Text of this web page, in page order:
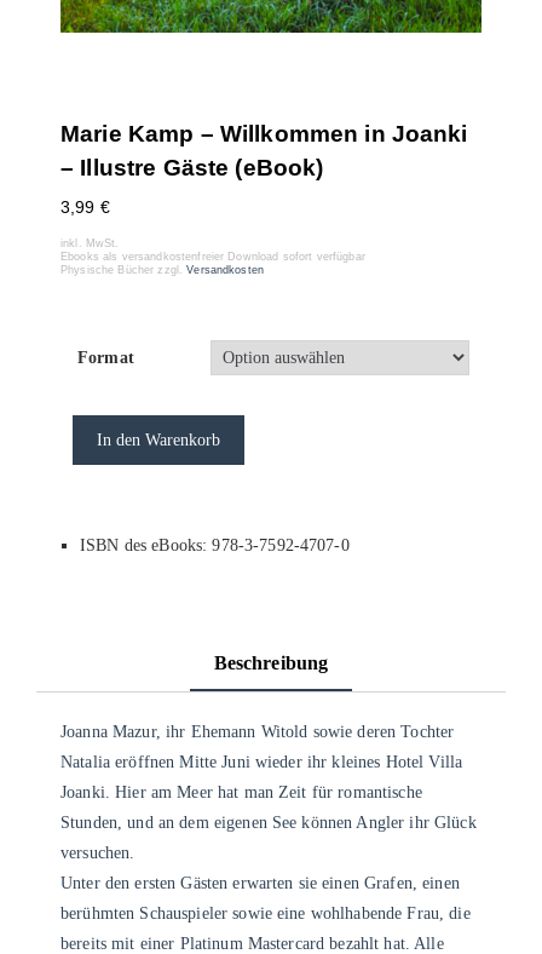
Marie Kamp – Willkommen in Joanki
– Illustre Gäste (eBook)
3,99 €
inkl. MwSt.
Ebooks als versandkostenfreier Download sofort verfügbar
Physische Bücher zzgl.Versandkosten
Format
In den Warenkorb
ISBN des eBooks: 978-3-7592-4707-0
Beschreibung
Joanna Mazur, ihr Ehemann Witold sowie deren Tochter
Natalia eröffnen Mitte Juni wieder ihr kleines Hotel Villa
Joanki. Hier am Meer hat man Zeit für romantische
Stunden, und an dem eigenen See können Angler ihr Glück
versuchen.
Unter den ersten Gästen erwarten sie einen Grafen, einen
berühmten Schauspieler sowie eine wohlhabende Frau, die
bereits mit einer Platinum Mastercard bezahlt hat. Alle